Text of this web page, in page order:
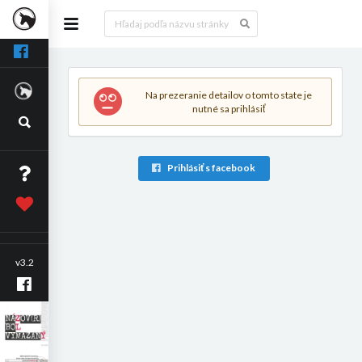
v3.2
Na prezeranie detailov o tomto state je
nutné sa prihlásiť
Prihlásiť s facebook